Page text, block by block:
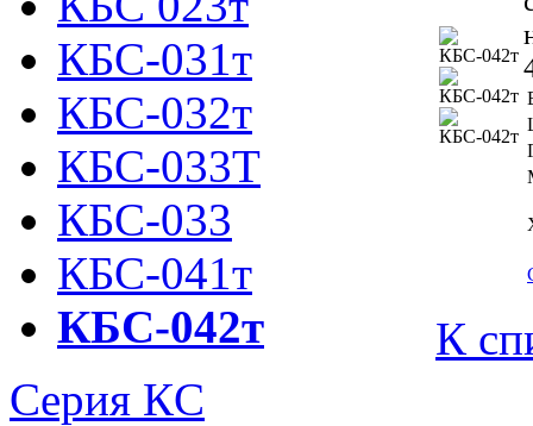
КБС-031т
КБС-032т
КБС-033Т
КБС-033
КБС-041т
КБС-042т
Серия КC
К